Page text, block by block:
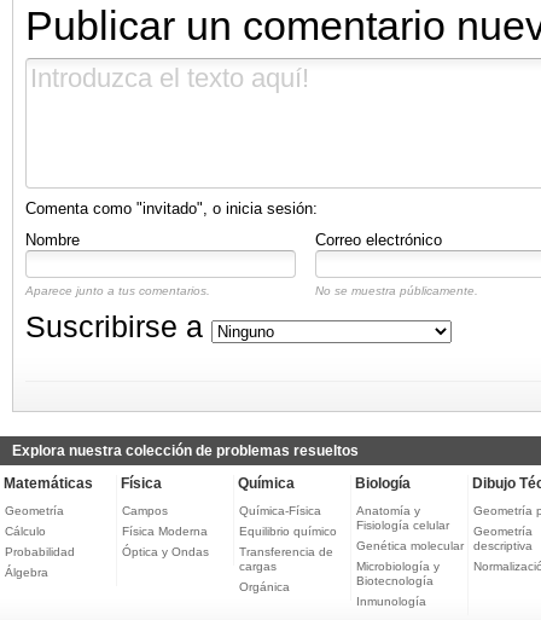
Publicar un comentario
Comenta como "invitado", o inicia sesión:
Nombre
Correo electrónico
Aparece junto a tus comentarios. No se muestra públicamente.
Suscribirse a
Explora nuestra colección de problemas resueltos
Matemáticas
Geometría
Cálculo
Probabilidad
Álgebra
Física
Campos
Física Moderna
Óptica y Ondas
Química
Química-Física
Equilibrio químico
Transferencia de
cargas
Orgánica
Biología
Anatomía y
Fisiología celular
Genética molecular
Microbiología y
Biotecnología
Inmunología
Dibujo
Geometría
Geometría
descriptiva